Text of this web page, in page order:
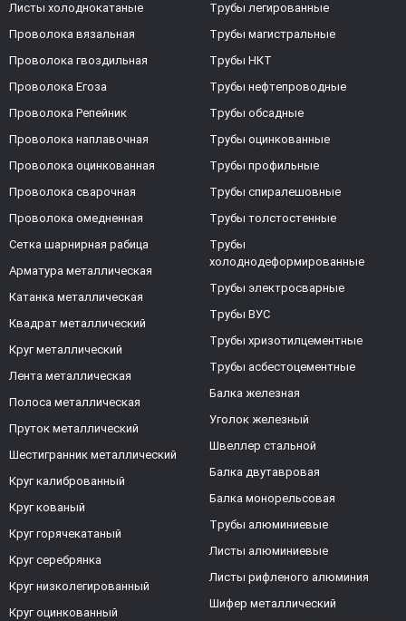
Листы холоднокатаные
Проволока вязальная
Проволока гвоздильная
Проволока Егоза
Проволока Репейник
Проволока наплавочная
Проволока оцинкованная
Проволока сварочная
Проволока омедненная
Сетка шарнирная рабица
Арматура металлическая
Катанка металлическая
Квадрат металлический
Круг металлический
Лента металлическая
Полоса металлическая
Пруток металлический
Шестигранник металлический
Круг калиброванный
Круг кованый
Круг горячекатаный
Круг серебрянка
Круг низколегированный
Круг оцинкованный
Трубы легированные
Трубы магистральные
Трубы НКТ
Трубы нефтепроводные
Трубы обсадные
Трубы оцинкованные
Трубы профильные
Трубы спиралешовные
Трубы толстостенные
Трубы
холоднодеформированные
Трубы электросварные
Трубы ВУС
Трубы хризотилцементные
Трубы асбестоцементные
Балка железная
Уголок железный
Швеллер стальной
Балка двутавровая
Балка монорельсовая
Трубы алюминиевые
Листы алюминиевые
Листы рифленого алюминия
Шифер металлический